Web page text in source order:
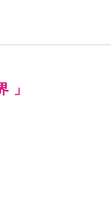
」